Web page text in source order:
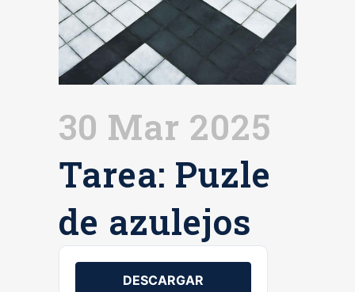
30 Mar 2025
Tarea: Puzle
de azulejos
DESCARGAR